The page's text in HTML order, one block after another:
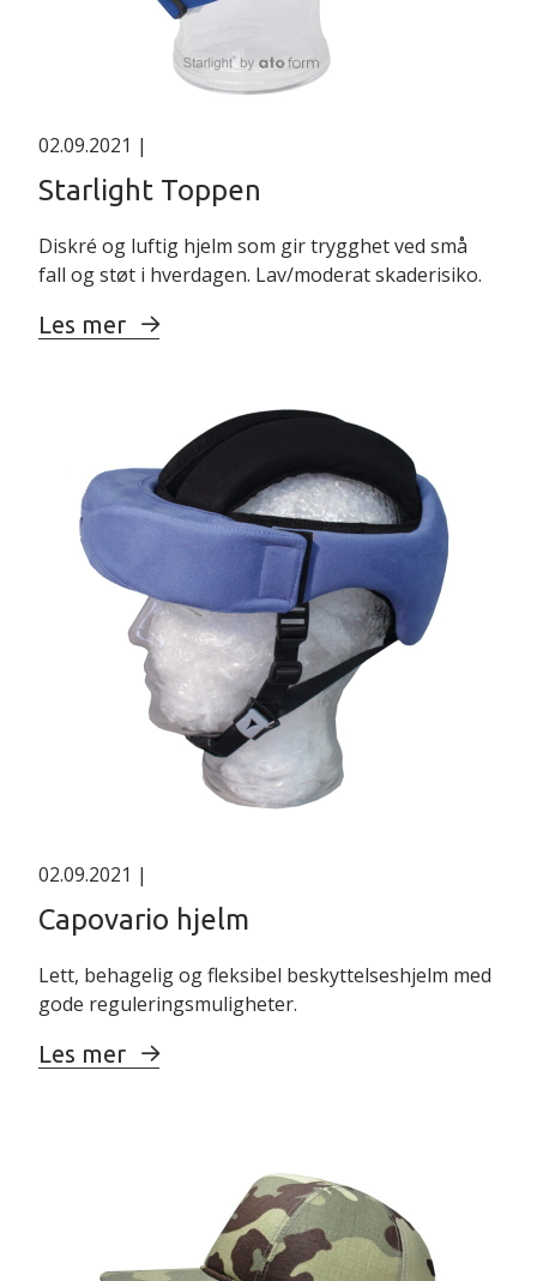
02.09.2021 |
Starlight Toppen
Diskré og luftig hjelm som gir trygghet ved små
fall og støt i hverdagen. Lav/moderat skaderisiko.
Les mer
02.09.2021 |
Capovario hjelm
Lett, behagelig og fleksibel beskyttelseshjelm med
gode reguleringsmuligheter.
Les mer